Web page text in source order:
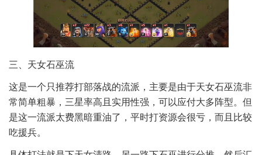
三、天女石巫流
这是一个只推荐打部落战的流派，主要是由于天女石巫流非
常简单粗暴，三星率高且实用性强，可以应付大多阵型。但
是这一流派太费黑暗重油了，平时打资源会很亏，而且比较
吃援兵。